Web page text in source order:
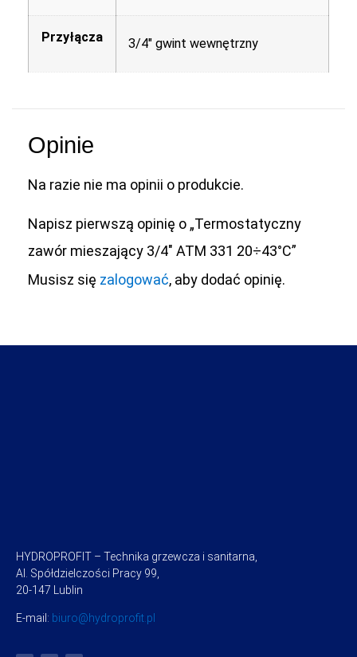
Przyłącza 3/4" gwint wewnętrzny
Opinie
Na razie nie ma opinii o produkcie.
Napisz pierwszą opinię o „Termostatyczny
zawór mieszający 3/4″ ATM 331 20÷43°C”
Musisz się zalogować, aby dodać opinię.
HYDROPROFIT – Technika grzewcza i sanitarna,
Al. Spółdzielczości Pracy 99,
20-147 Lublin
E-mail: biuro@hydroprofit.pl